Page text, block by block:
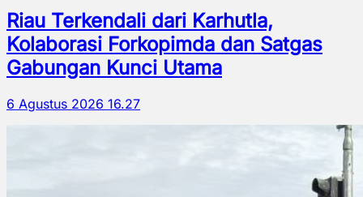
Riau Terkendali dari Karhutla,
Kolaborasi Forkopimda dan Satgas
Gabungan Kunci Utama
6 Agustus 2026 16.27